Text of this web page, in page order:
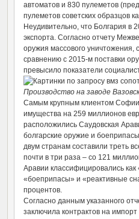
автоматов и 830 пулеметов
пулеметов советских образцов
Неудивительно, что Болгария в
экспорта. Согласно отчету
оружия массового
сравнению с 2015-м поставки
превысило показатели
Производство на заводе
Самым крупным клиентом Софии
имущества на 259 миллионов
расположились Саудовская
болгарские оружие и
двум странам составили треть
почти в три раза – со 121
Аравии классифицировались
«боеприпасы» и «реактивные
процентов.
Согласно данным указанного
заключила контрактов на